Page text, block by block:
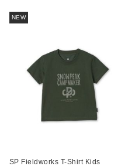
NEW
SP Fieldworks T-Shirt Kids